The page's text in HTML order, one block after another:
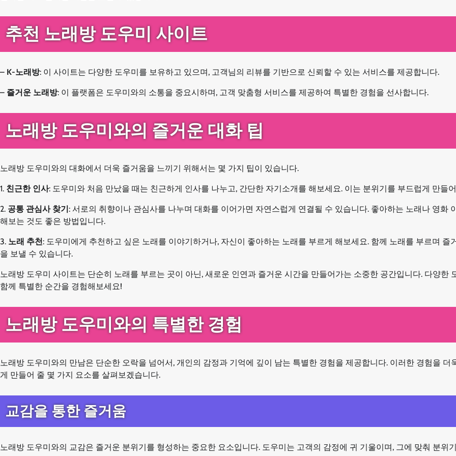
추천 노래방 도우미 사이트
– K-노래방: 이 사이트는 다양한 도우미를 보유하고 있으며, 고객님의 리뷰를 기반으로 신뢰할 수 있는 서비스를 제공합니다.
– 즐거운 노래방: 이 플랫폼은 도우미와의 소통을 중요시하며, 고객 맞춤형 서비스를 제공하여 특별한 경험을 선사합니다.
노래방 도우미와의 즐거운 대화 팁
노래방 도우미와의 대화에서 더욱 즐거움을 느끼기 위해서는 몇 가지 팁이 있습니다.
1. 친근한 인사: 도우미와 처음 만났을 때는 친근하게 인사를 나누고, 간단한 자기소개를 해보세요. 이는 분위기를 부드럽게 만들
2. 공통 관심사 찾기 : 서로의 취향이나 관심사를 나누며 대화를 이어가면 자연스럽게 연결될 수 있습니다. 좋아하는 노래나 영화
해보는 것도 좋은 방법입니다.
3. 노래 추천: 도우미에게 추천하고 싶은 노래를 이야기하거나, 자신이 좋아하는 노래를 부르게 해보세요. 함께 노래를 부르며 즐
을 보낼 수 있습니다.
노래방 도우미 사이트는 단순히 노래를 부르는 곳이 아닌, 새로운 인연과 즐거운 시간을 만들어가는 소중한 공간입니다. 다양한
함께 특별한 순간을 경험해보세요!
노래방 도우미와의 특별한 경험
노래방 도우미와의 만남은 단순한 오락을 넘어서, 개인의 감정과 기억에 깊이 남는 특별한 경험을 제공합니다. 이러한 경험을 더
게 만들어 줄 몇 가지 요소를 살펴보겠습니다.
교감을 통한 즐거움
노래방 도우미와의 교감은 즐거운 분위기를 형성하는 중요한 요소입니다. 도우미는 고객의 감정에 귀 기울이며, 그에 맞춰 분위